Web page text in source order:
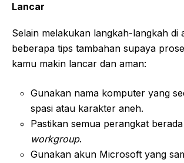
Lancar
Selain melakukan langkah-langkah di
beberapa tips tambahan supaya
kamu makin lancar dan aman:
Gunakan nama komputer yang
spasi atau karakter aneh.
Pastikan semua perangkat
workgroup.
Gunakan akun Microsoft yang